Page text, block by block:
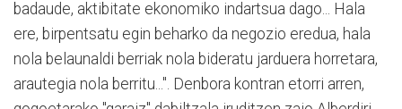
badaude, aktibitate ekonomiko indartsua dago... Hala
ere, birpentsatu egin beharko da negozio eredua, hala
nola belaunaldi berriak nola bideratu jarduera horretara,
arautegia nola berritu...". Denbora kontran etorri arren,